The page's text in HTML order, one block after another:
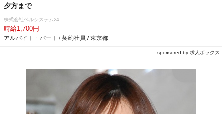
夕方まで
株式会社ベルシステム24
時給1,700円
アルバイト・パート / 契約社員 / 東京都
sponsored by 求人ボックス